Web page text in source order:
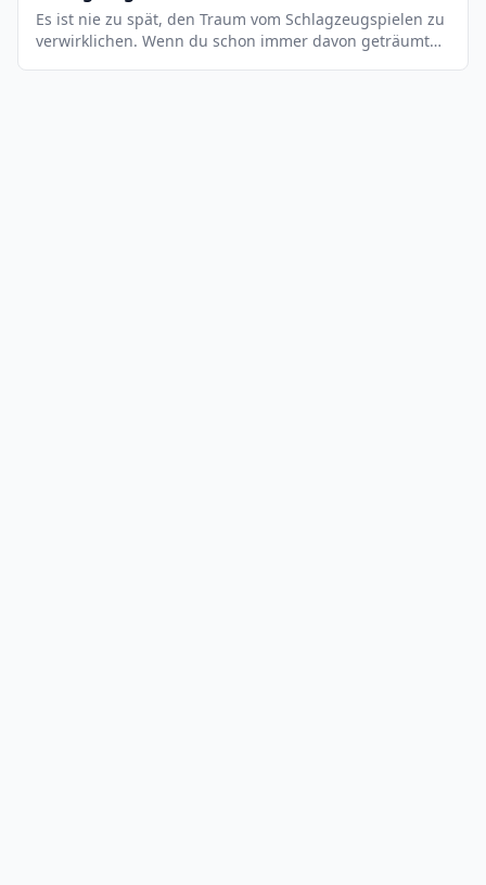
Es ist nie zu spät, den Traum vom Schlagzeugspielen zu
verwirklichen. Wenn du schon immer davon geträumt